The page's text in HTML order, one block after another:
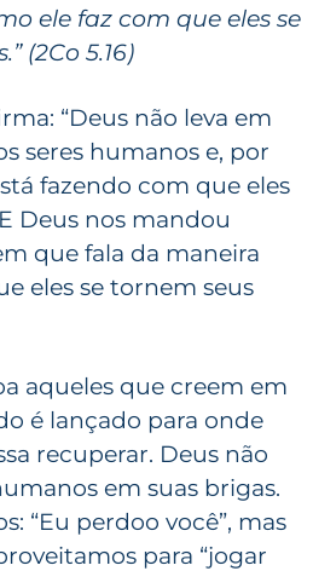
ele faz com que eles se
(2Co 5.16)
“Deus não leva em
seres humanos e, por
fazendo com que eles
Deus nos mandou
que fala da maneira
eles se tornem seus
aqueles que creem em
é lançado para onde
recuperar. Deus não
em suas brigas.
“Eu perdoo você”, mas
para “jogar